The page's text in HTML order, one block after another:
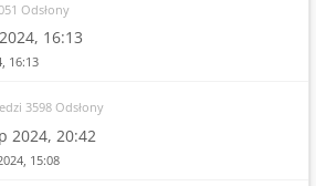
Odsłony
16:13
16:13
3598 Odsłony
2024, 20:42
15:08